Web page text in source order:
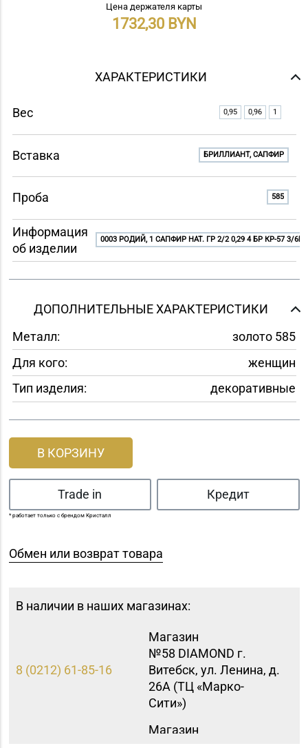
Цена держателя карты
1732,30
ХАРАКТЕРИСТИКИ
Вес 0,95 0,96 1
Вставка БРИЛЛИАНТ, САПФИР
Проба 585
Информация
об изделии
0003 РОДИЙ, 1 САПФИР НАТ. ГР 2/2 0,29 4 БР КР-57 3/6Б
ДОПОЛНИТЕЛЬНЫЕ ХАРАКТЕРИСТИКИ
Металл:
золото 585
Для кого:
женщин
Тип изделия:
декоративные
В КОРЗИНУ
Trade in Кредит
* работает только с брендом Кристалл
Обмен или возврат товара
В наличии в наших магазинах:
8 (0212) 61-85-16
Магазин
№58 DIAMOND г.
Витебск, ул. Ленина, д.
26А (ТЦ «Марко-
Сити»)
Магазин